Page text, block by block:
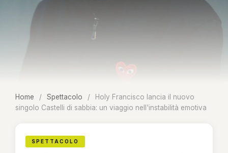
Home / Spettacolo /
Holy Francisco lancia il nuovo
singolo Castelli di sabbia: un viaggio nell'instabilità emotiva
SPETTACOLO